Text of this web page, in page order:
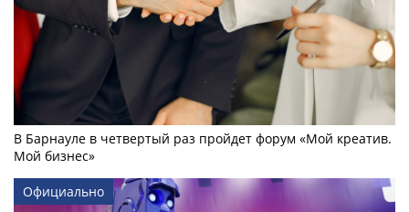
В Барнауле в четвертый раз пройдет форум «Мой креатив.
Мой бизнес»
Официально